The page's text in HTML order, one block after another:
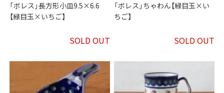
「ボレス」長方形小皿9.5×6.6
【緑目玉×いちご】
SOLD OUT
「ボレス」ちゃわん【緑目玉×い
ちご】
SOLD OUT